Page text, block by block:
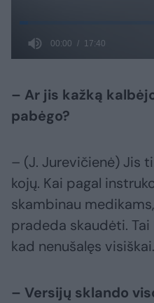
– Ar jis kažką
pabėgo?
– (J. Jurevičienė) Jis
kojų. Kai pagal
skambinau
pradeda skaudėti. Tai
kad nenušalęs
– Versijų sklando